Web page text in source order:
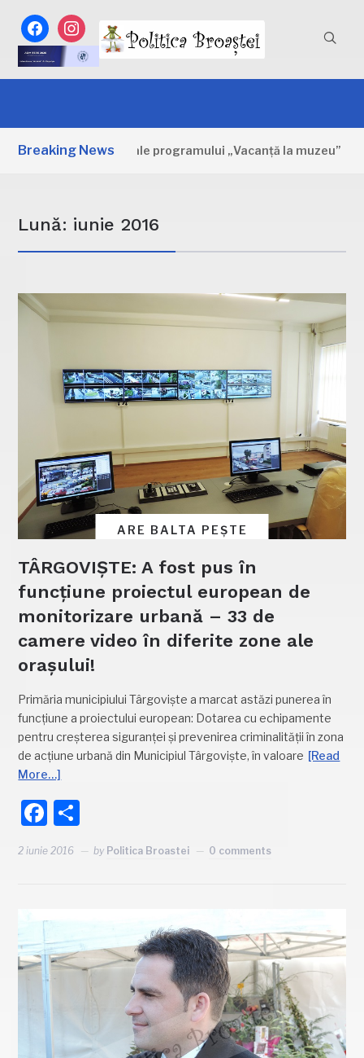
facebookinstagram
Breaking News
Primele zile ale programului „Vacanță la muzeu”
Lună: iunie 2016
ARE BALTA PEȘTE
TÂRGOVIȘTE: A fost pus în
funcțiune proiectul european de
monitorizare urbană – 33 de
camere video în diferite zone ale
orașului!
Primăria municipiului Târgoviște a marcat astăzi punerea în
funcțiune a proiectului european: Dotarea cu echipamente
pentru creşterea siguranţei şi prevenirea criminalităţii în zona
de acţiune urbană din Municipiul Târgovişte, în valoare [Read
More…]
Facebook
2 iunie 2016 by Politica Broastei 0 comments